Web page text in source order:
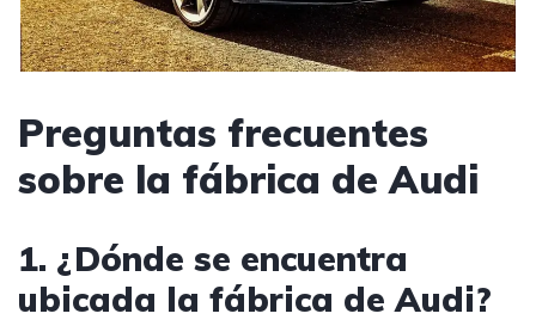
Preguntas frecuentes
sobre la fábrica de Audi
1. ¿Dónde se encuentra
ubicada la fábrica de Audi?